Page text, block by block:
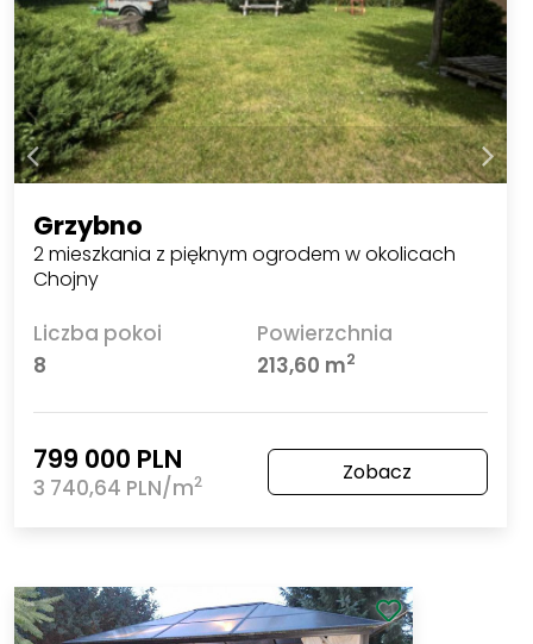
Grzybno
2 mieszkania z pięknym ogrodem w okolicach
Chojny
Liczba pokoi
8
Powierzchnia
213,60 m2
799 000 PLN
3 740,64 PLN/m2 Zobacz